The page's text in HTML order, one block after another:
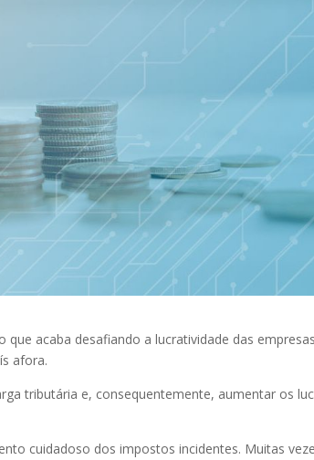
acaba desafiando a lucratividade das
afora.
tributária e, consequentemente, aumentar os
cuidadoso dos impostos incidentes. Muitas